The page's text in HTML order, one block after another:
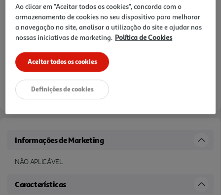
8,91 €
Notas de preparação
Informações de Marketing
NÃO APLICÁVEL
Características
Ao clicar em "Aceitar todos os cookies", concorda com o
armazenamento de cookies no seu dispositivo para melhorar
a navegação no site, analisar a utilização do site e ajudar nas
nossas iniciativas de marketing. Política de Cookies
Aceitar todos os cookies
Definições de cookies